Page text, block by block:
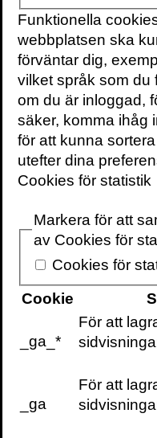
Skin in the game
VOLANTE PÅ
FACEBOOK
Funktionella
webbplatsen ska
förväntar dig,
vilket språk som du
om du är inloggad,
säker, komma ihåg
för att kunna
utefter dina
Cookies för statistik
Markera för att
av Cookies för
Cookies för
Cookie
_ga_*
För att
_ga
För att